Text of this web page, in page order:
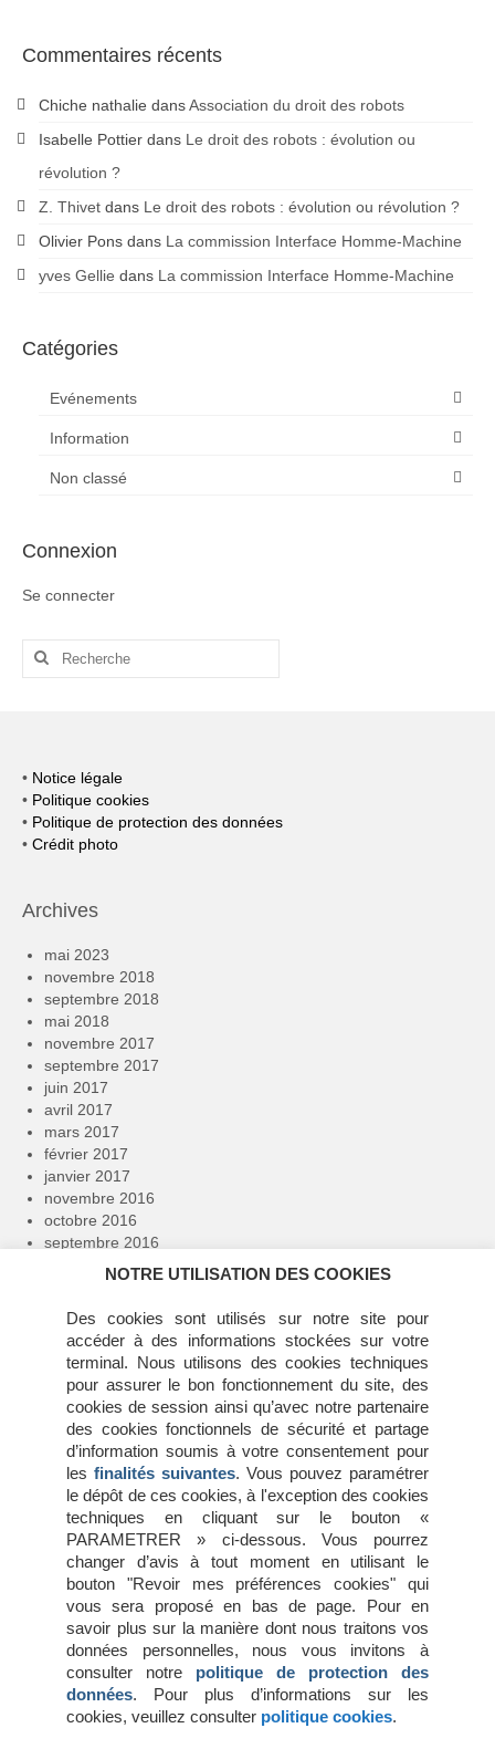
Commentaires récents
Chiche nathalie dansAssociation du droit des robots
Isabelle Pottier dans Le droit des robots : évolution ou
révolution ?
Z. Thivet dans Le droit des robots : évolution ou révolution ?
Olivier Pons dans La commission Interface Homme-Machine
yves Gellie dans La commission Interface Homme-Machine
Catégories
Evénements
Information
Non classé
Connexion
Se connecter
Rechercher
• Notice légale
• Politique cookies
• Politique de protection des données
• Crédit photo
Archives
mai 2023
novembre 2018
septembre 2018
mai 2018
novembre 2017
septembre 2017
juin 2017
avril 2017
mars 2017
février 2017
janvier 2017
novembre 2016
octobre 2016
septembre 2016
avril 2016
janvier 2016
décembre 2015
novembre 2015
juin 2015
mai 2015
avril 2015
mars 2015
février 2015
janvier 2015
octobre 2014
Connexion
Flux des publications
Flux des commentaires
Site de WordPress-FR
NOTRE UTILISATION DES COOKIES
Des cookies sont utilisés sur notre site pour
accéder à des informations stockées sur votre
terminal. Nous utilisons des cookies techniques
pour assurer le bon fonctionnement du site, des
cookies de session ainsi qu’avec notre partenaire
des cookies fonctionnels de sécurité et partage
d’information soumis à votre consentement pour
les finalités suivantes. Vous pouvez paramétrer
le dépôt de ces cookies, à l'exception des cookies
techniques en cliquant sur le bouton «
PARAMETRER » ci-dessous. Vous pourrez
changer d’avis à tout moment en utilisant le
bouton "Revoir mes préférences cookies" qui
vous sera proposé en bas de page. Pour en
savoir plus sur la manière dont nous traitons vos
données personnelles, nous vous invitons à
consulter notre politique de protection des
données. Pour plus d’informations sur les
cookies, veuillez consulter politique cookies.